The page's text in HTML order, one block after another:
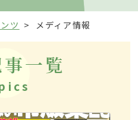
ツ メディア情報
一覧